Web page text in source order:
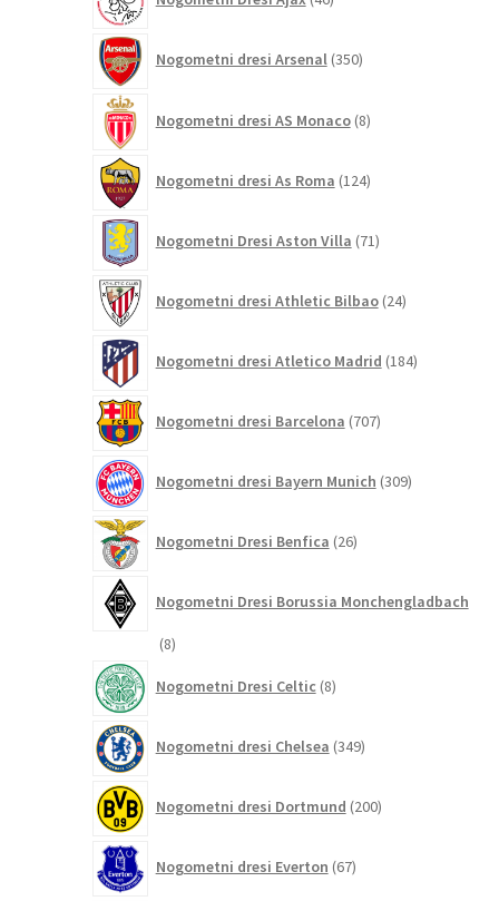
izdelkov
Nogometni dresi Arsenal 350izdelkov
Nogometni dresi AS Monaco 8izdelkov
Nogometni dresi As Roma 124izdelkov
Nogometni Dresi Aston Villa 71izdelkov
Nogometni dresi Athletic Bilbao 24izdelkov
Nogometni dresi Atletico Madrid 184izdelkov
Nogometni dresi Barcelona 707izdelkov
Nogometni dresi Bayern Munich 309izdelkov
Nogometni Dresi Benfica 26izdelkov
Nogometni Dresi Borussia Monchengladbach
88
Nogometni Dresi Celtic 8izdelkov
Nogometni dresi Chelsea 349izdelkov
Nogometni dresi Dortmund 200izdelkov
Nogometni dresi Everton 67izdelkov